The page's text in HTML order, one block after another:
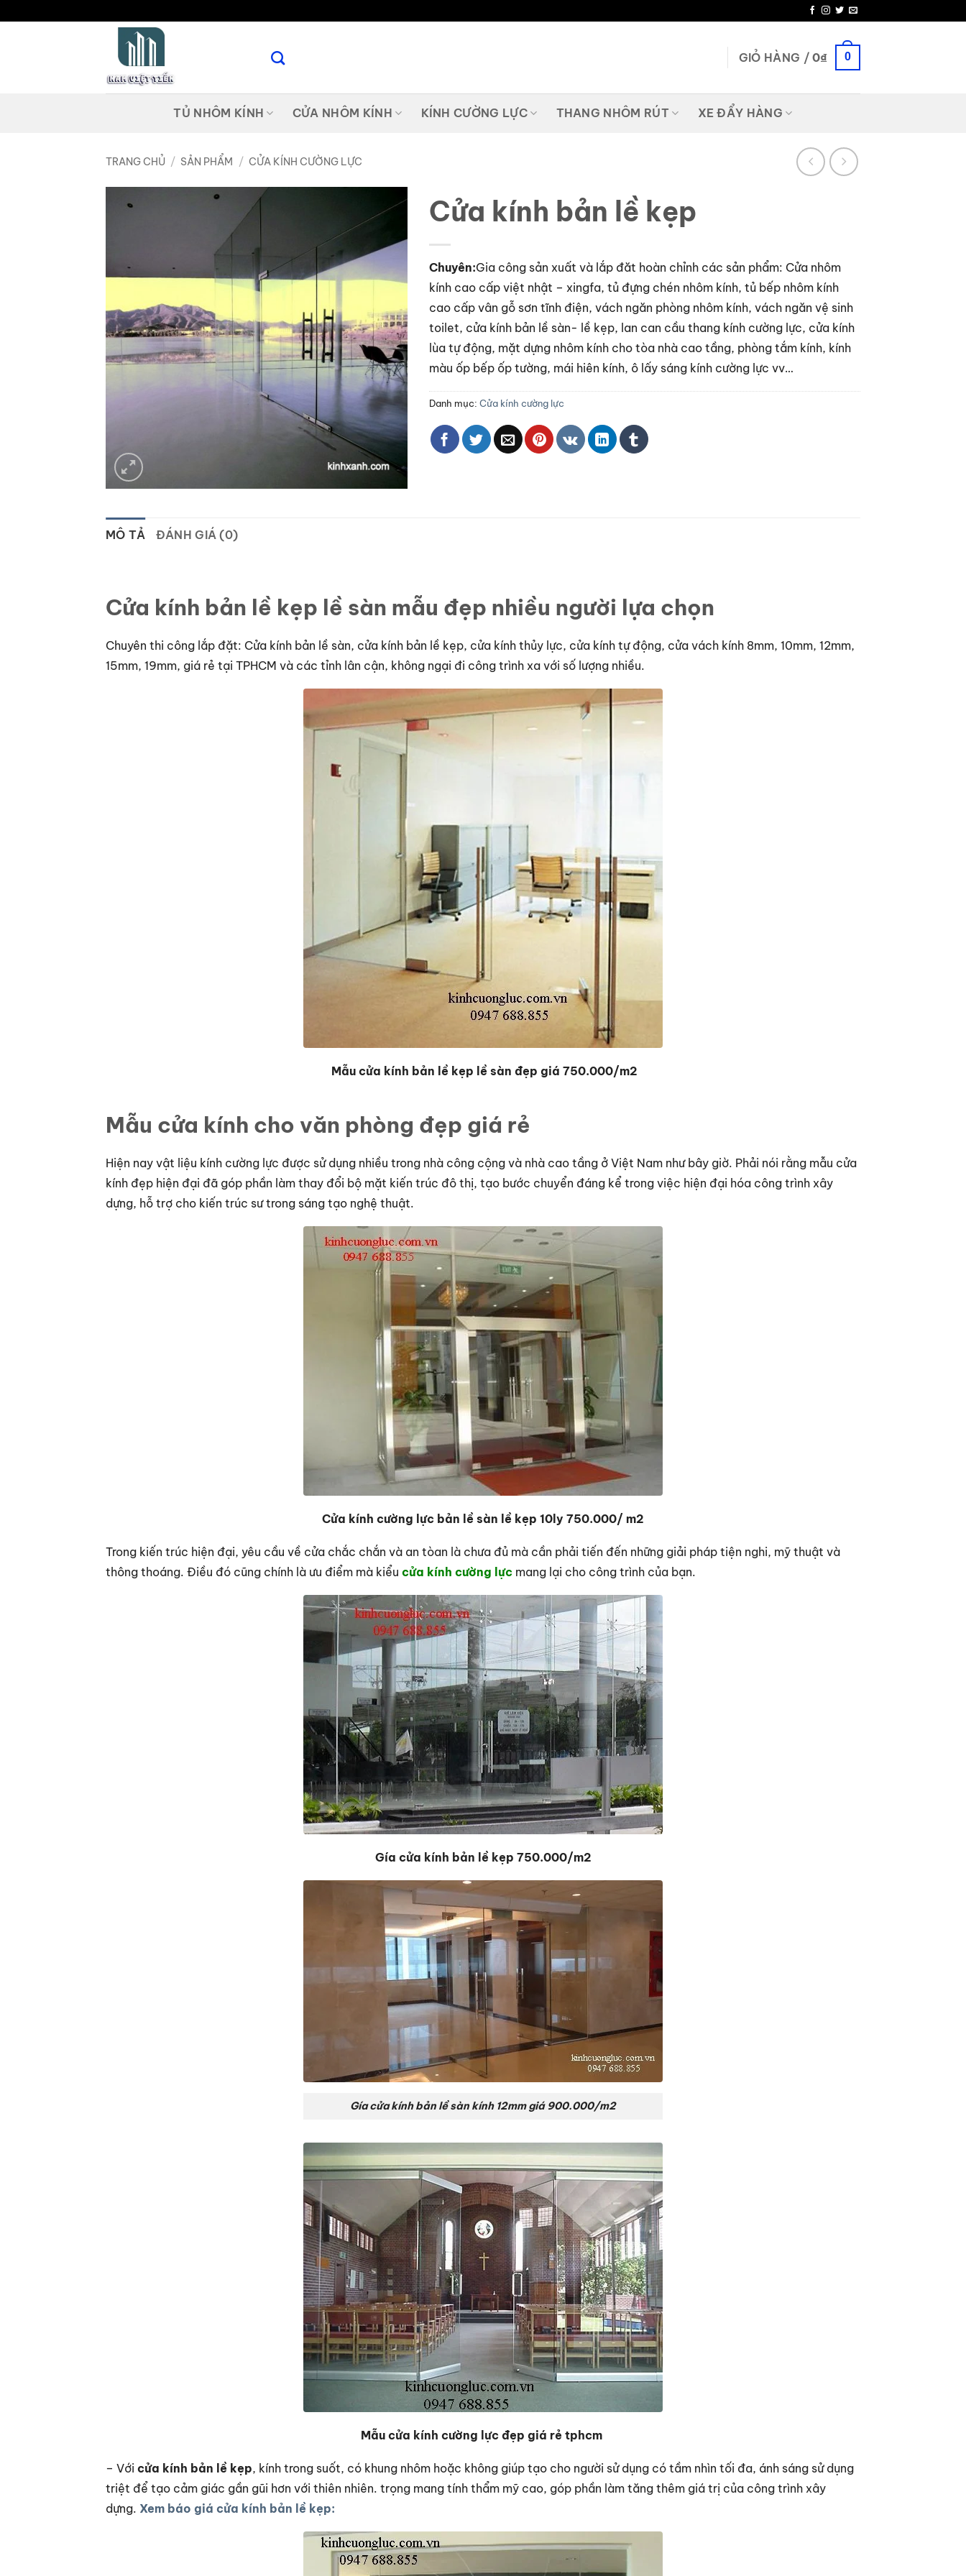
GIỎ HÀNG /0₫ 0
TỦ NHÔM KÍNH CỬA NHÔM KÍNH KÍNH CƯỜNG LỰC THANG NHÔM RÚT XE ĐẨY HÀNG
TRANG CHỦ / SẢN PHẨM / CỬA KÍNH CƯỜNG LỰC
Cửa kính bản lề kẹp
Chuyên:Gia công sản xuất và lắp đăt hoàn chỉnh các sản phẩm: Cửa nhôm
kính cao cấp việt nhật – xingfa, tủ đựng chén nhôm kính, tủ bếp nhôm kính
cao cấp vân gỗ sơn tĩnh điện, vách ngăn phòng nhôm kính, vách ngăn vệ sinh
toilet, cửa kính bản lề sàn- lề kẹp, lan can cầu thang kính cường lực, cửa kính
lùa tự động, mặt dựng nhôm kính cho tòa nhà cao tầng, phòng tắm kính, kính
màu ốp bếp ốp tường, mái hiên kính, ô lấy sáng kính cường lực vv…
Danh mục: Cửa kính cường lực
MÔ TẢ ĐÁNH GIÁ (0)
Cửa kính bản lề kẹp lề sàn mẫu đẹp nhiều người lựa chọn
Chuyên thi công lắp đặt: Cửa kính bản lề sàn, cửa kính bản lề kẹp, cửa kính thủy lực, cửa kính tự động, cửa vách kính 8mm, 10mm, 12mm,
15mm, 19mm, giá rẻ tại TPHCM và các tỉnh lân cận, không ngại đi công trình xa với số lượng nhiều.
Mẫu cửa kính bản lề kẹp lề sàn đẹp giá 750.000/m2
Mẫu cửa kính cho văn phòng đẹp giá rẻ
Hiện nay vật liệu kính cường lực được sử dụng nhiều trong nhà công cộng và nhà cao tầng ở Việt Nam như bây giờ. Phải nói rằng mẫu cửa
kính đẹp hiện đại đã góp phần làm thay đổi bộ mặt kiến trúc đô thị, tạo bước chuyển đáng kể trong việc hiện đại hóa công trình xây
dựng, hỗ trợ cho kiến trúc sư trong sáng tạo nghệ thuật.
Cửa kính cường lực bản lề sàn lề kẹp 10ly 750.000/ m2
Trong kiến trúc hiện đại, yêu cầu về cửa chắc chắn và an tòan là chưa đủ mà cần phải tiến đến những giải pháp tiện nghi, mỹ thuật và
thông thoáng. Điều đó cũng chính là ưu điểm mà kiểu cửa kính cường lực mang lại cho công trình của bạn.
Gía cửa kính bản lề kẹp 750.000/m2
Gía cửa kính bản lề sàn kính 12mm giá 900.000/m2
Mẫu cửa kính cường lực đẹp giá rẻ tphcm
– Với cửa kính bản lề kẹp, kính trong suốt, có khung nhôm hoặc không giúp tạo cho người sử dụng có tầm nhìn tối đa, ánh sáng sử dụng
triệt để tạo cảm giác gần gũi hơn với thiên nhiên. trọng mang tính thẩm mỹ cao, góp phần làm tăng thêm giá trị của công trình xây
dựng. Xem báo giá cửa kính bản lề kẹp: